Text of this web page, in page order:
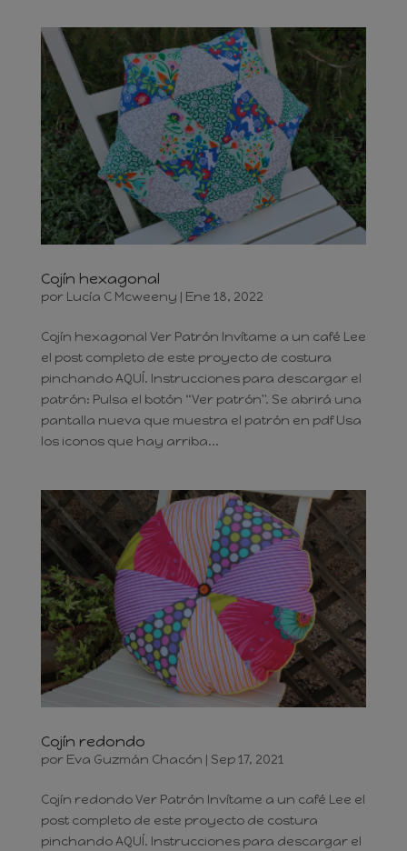
Cojín hexagonal
por Lucía C Mcweeny | Ene 18, 2022
Cojín hexagonal Ver Patrón Invítame a un café Lee
el post completo de este proyecto de costura
pinchando AQUÍ. Instrucciones para descargar el
patrón: Pulsa el botón “Ver patrón". Se abrirá una
pantalla nueva que muestra el patrón en pdf Usa
los iconos que hay arriba...
Cojín redondo
por Eva Guzmán Chacón | Sep 17, 2021
Cojín redondo Ver Patrón Invítame a un café Lee el
post completo de este proyecto de costura
pinchando AQUÍ. Instrucciones para descargar el